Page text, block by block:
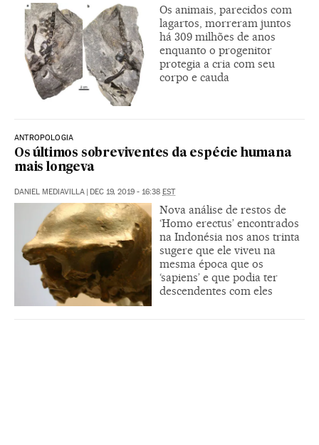
Os animais, parecidos com
lagartos, morreram juntos
há 309 milhões de anos
enquanto o progenitor
protegia a cria com seu
corpo e cauda
ANTROPOLOGIA
Os últimos sobreviventes da espécie humana
mais longeva
DANIEL MEDIAVILLA | DEC 19, 2019 - 16:38 EST
Nova análise de restos de
‘Homo erectus’ encontrados
na Indonésia nos anos trinta
sugere que ele viveu na
mesma época que os
‘sapiens’ e que podia ter
descendentes com eles